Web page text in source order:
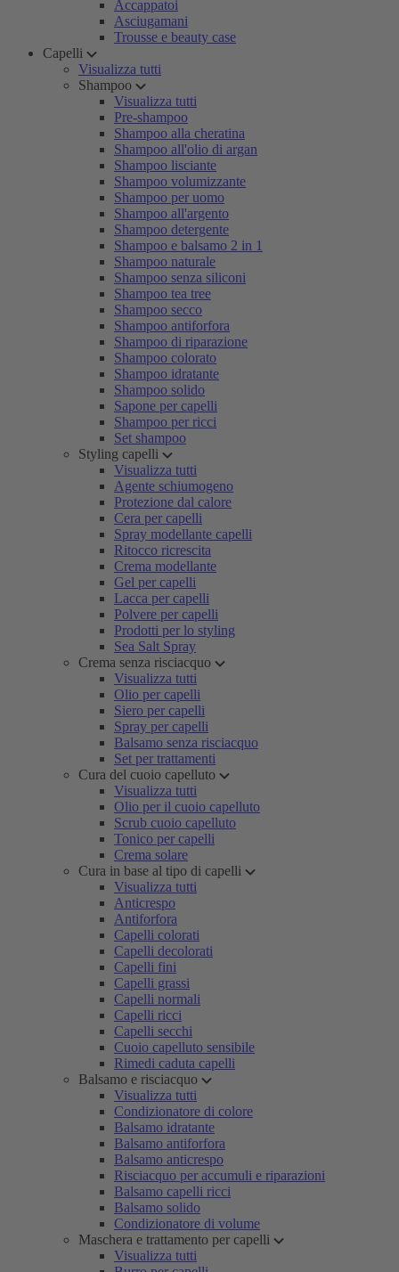
Accappatoi
Asciugamani
Trousse e beauty case
Capelli
Visualizza tutti
Shampoo
Visualizza tutti
Pre-shampoo
Shampoo alla cheratina
Shampoo all'olio di argan
Shampoo lisciante
Shampoo volumizzante
Shampoo per uomo
Shampoo all'argento
Shampoo detergente
Shampoo e balsamo 2 in 1
Shampoo naturale
Shampoo senza siliconi
Shampoo tea tree
Shampoo secco
Shampoo antiforfora
Shampoo di riparazione
Shampoo colorato
Shampoo idratante
Shampoo solido
Sapone per capelli
Shampoo per ricci
Set shampoo
Styling capelli
Visualizza tutti
Agente schiumogeno
Protezione dal calore
Cera per capelli
Spray modellante capelli
Ritocco ricrescita
Crema modellante
Gel per capelli
Lacca per capelli
Polvere per capelli
Prodotti per lo styling
Sea Salt Spray
Crema senza risciacquo
Visualizza tutti
Olio per capelli
Siero per capelli
Spray per capelli
Balsamo senza risciacquo
Set per trattamenti
Cura del cuoio capelluto
Visualizza tutti
Olio per il cuoio capelluto
Scrub cuoio capelluto
Tonico per capelli
Crema solare
Cura in base al tipo di capelli
Visualizza tutti
Anticrespo
Antiforfora
Capelli colorati
Capelli decolorati
Capelli fini
Capelli grassi
Capelli normali
Capelli ricci
Capelli secchi
Cuoio capelluto sensibile
Rimedi caduta capelli
Balsamo e risciacquo
Visualizza tutti
Condizionatore di colore
Balsamo idratante
Balsamo antiforfora
Balsamo anticrespo
Risciacquo per accumuli e riparazioni
Balsamo capelli ricci
Balsamo solido
Condizionatore di volume
Maschera e trattamento per capelli
Visualizza tutti